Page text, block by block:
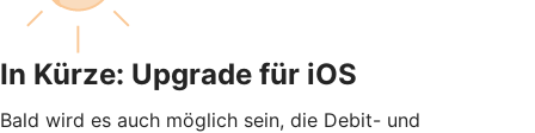
In Kürze: Upgrade für iOS
Bald wird es auch möglich sein, die Debit- und